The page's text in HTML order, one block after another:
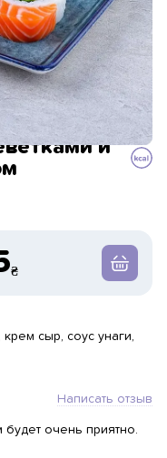
и
сыр, соус унаги,
Написать отзыв
будет очень приятно.